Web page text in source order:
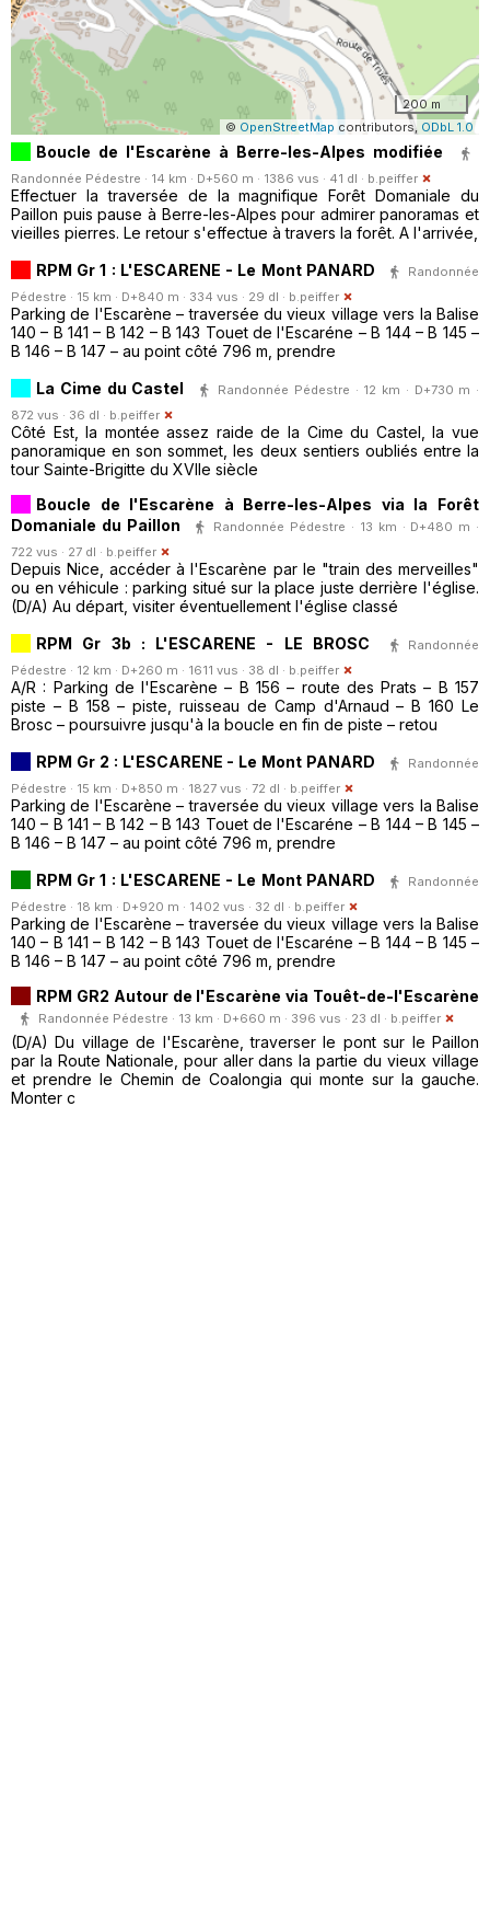
200 m
© OpenStreetMap contributors, ODbL 1.0
Boucle de l'Escarène à Berre-les-Alpes modifiée
Randonnée Pédestre · 14 km · D+560 m · 1386 vus · 41 dl · b.peiffer
Effectuer la traversée de la magnifique Forêt Domaniale du
Paillon puis pause à Berre-les-Alpes pour admirer panoramas et
vieilles pierres. Le retour s'effectue à travers la forêt. A l'arrivée,
RPM Gr 1 : L'ESCARENE - Le Mont PANARD
Randonnée
Pédestre · 15 km · D+840 m · 334 vus · 29 dl · b.peiffer
Parking de l'Escarène – traversée du vieux village vers la Balise
140 – B 141 – B 142 – B 143 Touet de l'Escaréne – B 144 – B 145 –
B 146 – B 147 – au point côté 796 m, prendre
La Cime du Castel
Randonnée Pédestre · 12 km · D+730 m ·
872 vus · 36 dl · b.peiffer
Côté Est, la montée assez raide de la Cime du Castel, la vue
panoramique en son sommet, les deux sentiers oubliés entre la
tour Sainte-Brigitte du XVIIe siècle
Boucle de l'Escarène à Berre-les-Alpes via la Forêt
Domaniale du Paillon
Randonnée Pédestre · 13 km · D+480 m ·
722 vus · 27 dl · b.peiffer
Depuis Nice, accéder à l'Escarène par le "train des merveilles"
ou en véhicule : parking situé sur la place juste derrière l'église.
(D/A) Au départ, visiter éventuellement l'église classé
RPM Gr 3b : L'ESCARENE - LE BROSC
Randonnée
Pédestre · 12 km · D+260 m · 1611 vus · 38 dl · b.peiffer
A/R : Parking de l'Escarène – B 156 – route des Prats – B 157
piste – B 158 – piste, ruisseau de Camp d'Arnaud – B 160 Le
Brosc – poursuivre jusqu'à la boucle en fin de piste – retou
RPM Gr 2 : L'ESCARENE - Le Mont PANARD
Randonnée
Pédestre · 15 km · D+850 m · 1827 vus · 72 dl · b.peiffer
Parking de l'Escarène – traversée du vieux village vers la Balise
140 – B 141 – B 142 – B 143 Touet de l'Escaréne – B 144 – B 145 –
B 146 – B 147 – au point côté 796 m, prendre
RPM Gr 1 : L'ESCARENE - Le Mont PANARD
Randonnée
Pédestre · 18 km · D+920 m · 1402 vus · 32 dl · b.peiffer
Parking de l'Escarène – traversée du vieux village vers la Balise
140 – B 141 – B 142 – B 143 Touet de l'Escaréne – B 144 – B 145 –
B 146 – B 147 – au point côté 796 m, prendre
RPM GR2 Autour de l'Escarène via Touêt-de-l'Escarène
Randonnée Pédestre · 13 km · D+660 m · 396 vus · 23 dl · b.peiffer
(D/A) Du village de l'Escarène, traverser le pont sur le Paillon
par la Route Nationale, pour aller dans la partie du vieux village
et prendre le Chemin de Coalongia qui monte sur la gauche.
Monter c